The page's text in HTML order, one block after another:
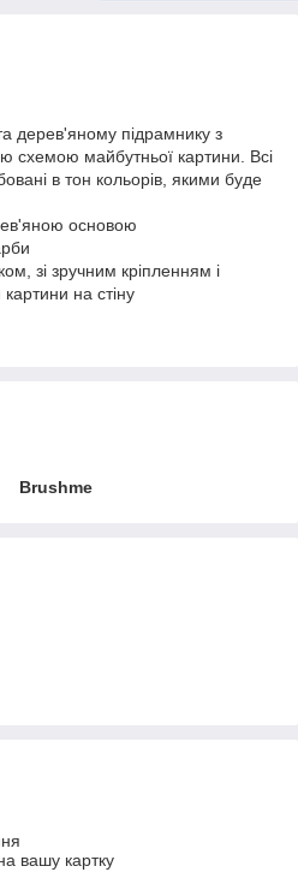
дерев'яному підрамнику з
схемою майбутньої картини. Всі
в тон кольорів, якими буде
основою
зі зручним кріпленням і
на стіну
Brushme
вашу картку